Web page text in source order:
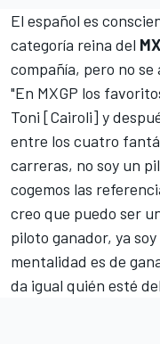
El español es
categoría reina del
compañía, pero no
"En MXGP los
Toni [Cairoli] y
entre los cuatro
carreras, no soy un
cogemos las
creo que puedo ser
piloto ganador, ya
mentalidad es de
da igual quién esté